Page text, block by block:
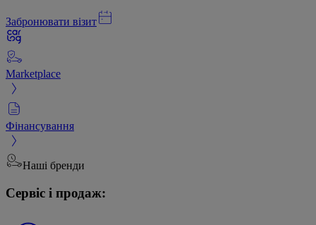
Забронювати візит
Marketplace
Фінансування
Наші бренди
Сервіс і продаж: